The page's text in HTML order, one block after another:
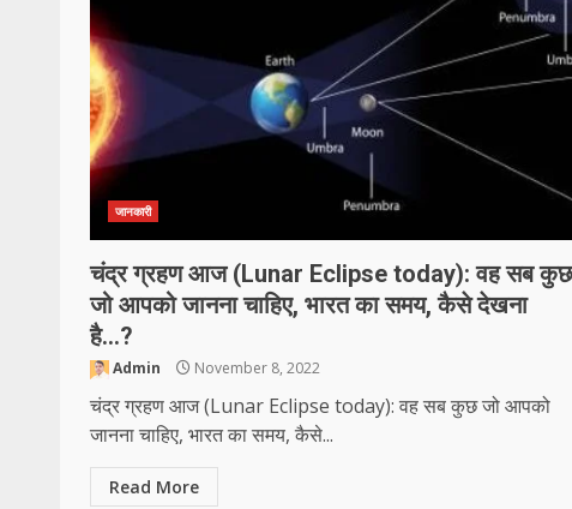
जानकारी
चंद्र ग्रहण आज (Lunar Eclipse today): वह सब कुछ
जो आपको जानना चाहिए, भारत का समय, कैसे देखना
है…?
Admin November 8, 2022
चंद्र ग्रहण आज (Lunar Eclipse today): वह सब कुछ जो आपको
जानना चाहिए, भारत का समय, कैसे...
Read More